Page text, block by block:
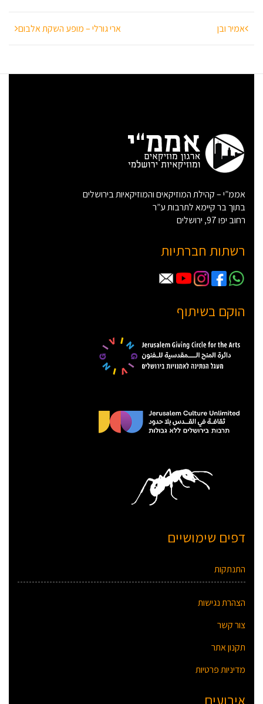
ניווט
אמיר ובן ארי גורלי – מופע השקת אלבום
אממ”י – קהילת המוזיקאים והמוזיקאיות בירושלים
בתוך בר קיימא לתרבות ע”ר
רחוב יפו 97, ירושלים
רשתות חברתיות
הוקם בשיתוף
דפים שימושיים
התנתקות
הצהרת נגישות
צור קשר
תקנון אתר
מדיניות פרטיות
אירועים